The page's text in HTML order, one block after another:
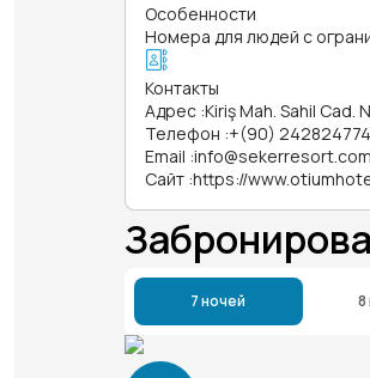
Особенности
Номера для людей с
Контакты
Адрес :Kiriş Mah. Sahil Cad.
Телефон :+(90)
Email :info@sekerresort.com
Сайт :https://
7 ночей 8